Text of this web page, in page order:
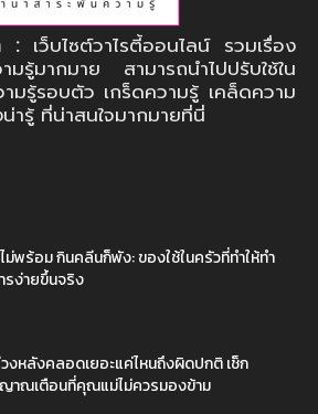
: เว็บไซต์วาไรตี้ออนไลน์ รวมเรื่อง
มรู้มากมาย สามารถนำไปปรับใช้ใน
มรู้รอบตัว เกร็ดความรู้ เคล็ดความ
ารู้ ที่น่าสนใจมากมายที่นี่
ม่พร้อม กินคลีนก็พัง: ของใช้ในครัวที่ทำให้ทำ
รง่ายขึ้นจริง
งหลังคลอดเยอะแค่ไหนถึงผิดปกติ เช็ก
ณเตือนที่คุณแม่ไม่ควรมองข้าม